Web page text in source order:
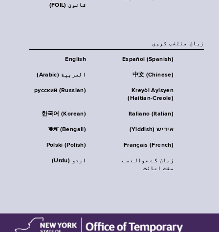
قانون (FOIL)
زبان منتخب کریں
English Español (Spanish)
العربية (Arabic) 中文 (Chinese)
русский (Russian)
Kreyòl Ayisyen
(Haitian-Creole)
한국어 (Korean) Italiano (Italian)
বাংলা (Bengali) אידיש (Yiddish)
Polski (Polish) Français (French)
اردو (Urdu)
زبان کے حوالے سے
مفت اعانت